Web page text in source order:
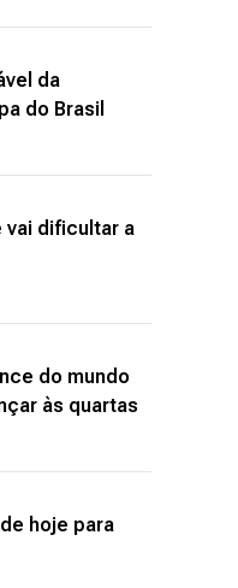
da
do Brasil
vai dificultar a
do mundo
às quartas
hoje para